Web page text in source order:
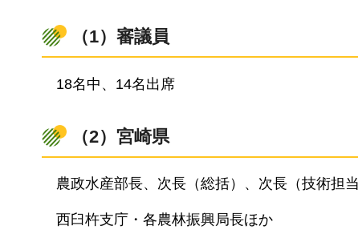
（1）審議員
18名中 、14名出席
（2）宮崎県
農政水産部長、次長 （総括）、次長（技術担
西臼杵支庁・各農林振興局長ほか